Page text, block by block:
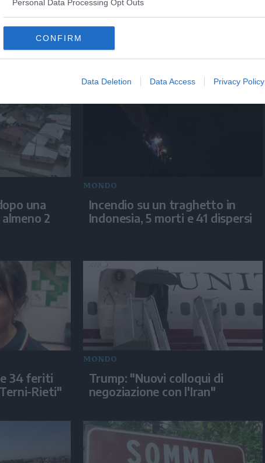
Personal Data Processing Opt Outs
CONFIRM
Data Deletion Data Access Privacy Policy
con
MONDO
dopo gli incendi a Spokane
una
2
MONDO
Incendio su un traghetto in
Indonesia, 5 morti e 41 dispersi
34 feriti
Rieti"
MONDO
Trump: "Nuovi colloqui di
negoziazione con l'Iran"